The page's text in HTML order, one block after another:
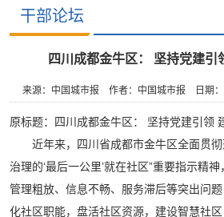
干部论坛
四川成都金牛区： 坚持党建引
来源：中国城市报 作者：中国城市报 日期
原标题：四川成都金牛区： 坚持党建引领
近年来，四川省成都市金牛区全面贯
治理的‘最后一公里’就在社区”重要指示精
管理粗放、信息不畅、服务滞后等突出问
化社区职能，盘活社区资源，建设智慧社